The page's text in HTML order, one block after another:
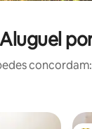
Aluguel